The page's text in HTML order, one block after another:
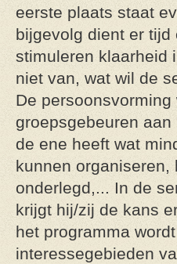
eerste plaats staat
bijgevolg dient er
stimuleren klaarheid
niet van, wat wil de
De
groepsgebeuren
de ene heeft wat
kunnen
onderlegd,... In de
krijgt hij/zij de kans
het programma
interessegebieden